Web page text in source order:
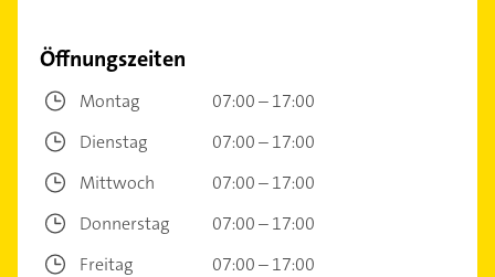
Öffnungszeiten
Montag
07:00 – 17:00
Dienstag
07:00 – 17:00
Mittwoch
07:00 – 17:00
Donnerstag
07:00 – 17:00
Freitag
07:00 – 17:00